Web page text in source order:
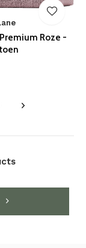
Roze -